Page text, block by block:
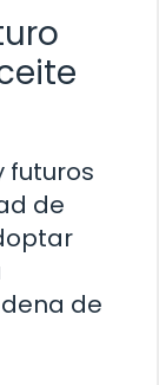
futuros
de
de